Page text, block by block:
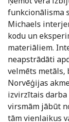
funkcionālisma
Michaels
kodu un
materiāliem.
neapstrādāti
velmēts metāls,
Norvēģijas
izvirzītais darba
virsmām jābūt
tām vienlaikus